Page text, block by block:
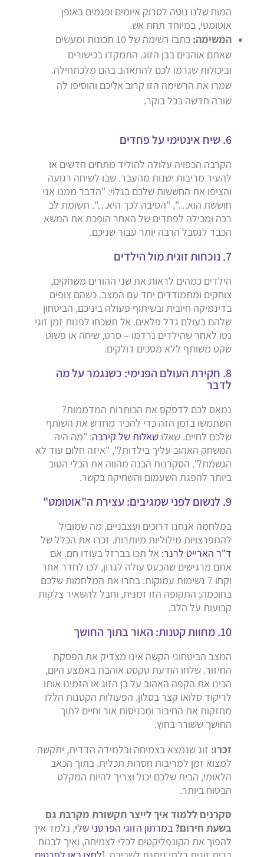
המוח שלנו נוטה לסרוק איומים ופגמים באופן
אוטומטי, במיוחד תחת אש.
המשימה:
כתבו רשימה של 10 תכונות ומעשים
שאתם אוהבים בבן הזוג. התמקדו בכישורים
וביכולות שגרמו לכם להתאהב בהם מלכתחילה.
שמרו את הרשימה הזו קרוב אליכם והוסיפו לה
שורה חדשה בכל בוקר.
6. שיח אינטימי על פחדים
הקרבה הכפויה עלולה להוליד מתחים חדשים או
להעיר מריבות ישנות מהעבר. שבו לשיחה רגועה
והציפו את החששות שלכם בגלוי: "הדבר ממנו אני
חוששת הוא…", "הסיבה לכך היא…". תשומת לב
רכה ומכילה לפחדים של האחר הופכת את המשא
הכבד לנסבל הרבה יותר עבור שניכם.
7. נוכחות זוגית מול הילדים
הילדים כמהים לראות את שני ההורים משחקים,
צוחקים ומתמודדים יחד עם המצב. כשהם צופים
בדינמיקה חיובית ובשיתוף פעולה ביניכם, הביטחון
שלהם בעולם גדל פלאים. אל תשכחו לפנות זמן זוגי
נטו לאחר שהילדים נרדמו – סרט, שיחה או פשוט
שקט משותף ללא מסכים דולקים.
8. חקירת העולם הפנימי: כשנגמר על מה
לדבר
נמאס לכם לדסקס את הכותרות המדממות?
השתמשו בזמן הזה כדי להכיר מחדש את השותף
שלכם לחיים. שאלו שאלות של קירבה: "מה היה
המשחק האהוב עליך בילדות?", "איזה חלום עוד לא
הגשמת?". הסקרנות הכנה מהווה את הכלי הטוב
ביותר להפגת השעמום והשחיקה בקשר.
9. לנשום לפני שמגיבים: עצירת ה"אוטומט"
במלחמה אנחנו דרוכים ועצבניים, מה שמוביל
להתפרצויות מילוליות מיותרות. זכרו את הכלל של
ד"ר הארייט לרנר: אל תכו בברזל בעודו חם. אם
אתם מרגישים שהכעס עולה לגרון, לכו לחדר אחר
וקחו 7 נשימות עמוקות. בחרו את המלחמות שלכם
בחוכמה; התקופה הזו זמנית, וחבל להשאיר צלקות
קבועות על הלב.
10. מחוות קטנות: האור בתוך החושך
המצב הביטחוני הקשה אינו מצדיק את הפסקת
החיזור. שלחו הודעת טקסט אוהבת באמצע היום,
הכינו את הקפה האהוב על בן הזוג או הזמינו אותו
לריקוד סלואו קצר בסלון. הפעולות הקטנות הללו
מחזקות את החיבור ומכניסות אור וחיים לתוך
החושך ששורר בחוץ.
זכרו: זוג שנמצא בצמיחה ובלמידה הדדית, יתקשה
למצוא זמן למריבות חסרות תכלית. בתוך הכאב
הלאומי, הבית שלכם יכול וצריך להיות המקלט
הבטוח ביותר.
סקרנים ללמוד איך לייצר תקשורת מקרבת גם
בשעת חירום? במרתון הזוגי הפרטני שלי, נלמד איך
להפוך את הקונפליקטים לכלי לצמיחה, ואיך לבנות